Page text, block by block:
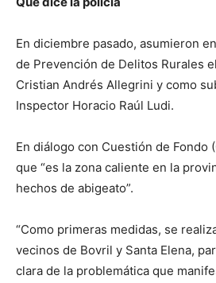
En diciembre pasado, asumieron
de Prevención de Delitos Rurales
Cristian Andrés Allegrini y como
Inspector Horacio Raúl Ludi.
En diálogo con Cuestión de Fondo
que “es la zona caliente en la
hechos de abigeato”.
“Como primeras medidas, se
vecinos de Bovril y Santa Elena,
clara de la problemática que